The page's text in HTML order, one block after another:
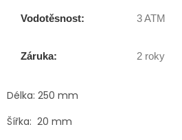
Vodotěsnost: 3 ATM
Záruka: 2 roky
Délka: 250 mm
Šířka: 20 mm